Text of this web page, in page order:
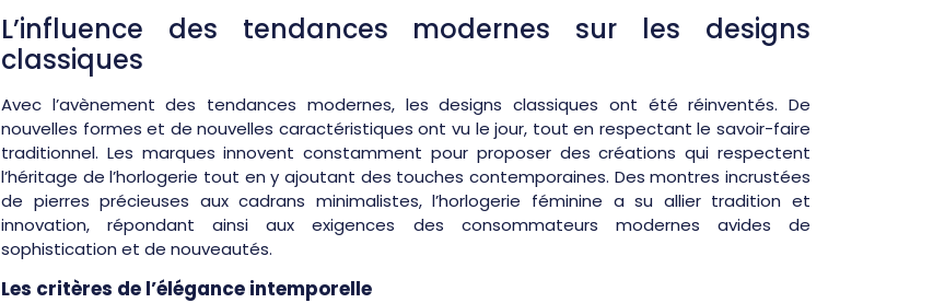
L’influence des tendances modernes sur les designs
classiques
Avec l’avènement des tendances modernes, les designs classiques ont été réinventés. De
nouvelles formes et de nouvelles caractéristiques ont vu le jour, tout en respectant le savoir-faire
traditionnel. Les marques innovent constamment pour proposer des créations qui respectent
l’héritage de l’horlogerie tout en y ajoutant des touches contemporaines. Des montres incrustées
de pierres précieuses aux cadrans minimalistes, l’horlogerie féminine a su allier tradition et
innovation, répondant ainsi aux exigences des consommateurs modernes avides de
sophistication et de nouveautés.
Les critères de l’élégance intemporelle